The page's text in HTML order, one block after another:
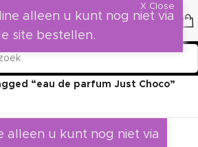
“eau de parfum Just Choco”
alleen u kunt nog niet via
X Close
alleen u kunt nog niet via
site bestellen.